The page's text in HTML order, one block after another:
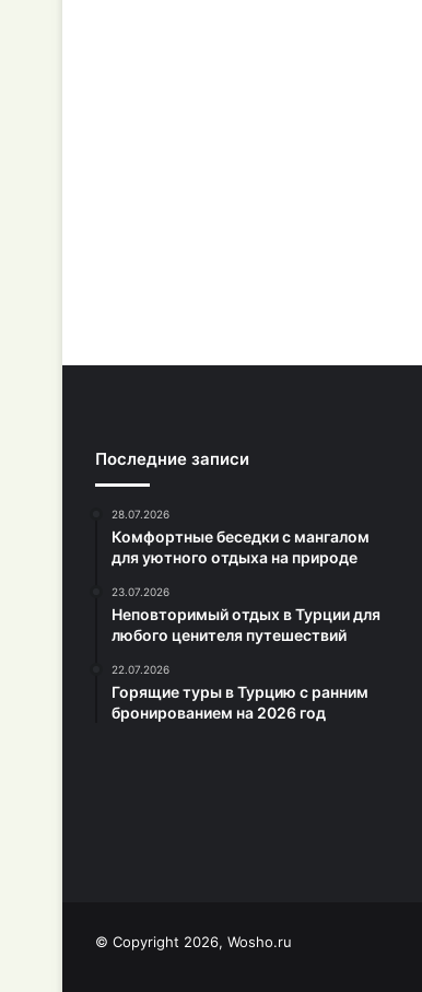
Последние записи
28.07.2026
Комфортные беседки с мангалом
для уютного отдыха на природе
23.07.2026
Неповторимый отдых в Турции для
любого ценителя путешествий
22.07.2026
Горящие туры в Турцию с ранним
бронированием на 2026 год
© Copyright 2026, Wosho.ru